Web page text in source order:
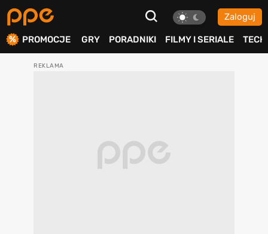
Zaloguj
PROMOCJE GRY PORADNIKI FILMY I SERIALE TECH